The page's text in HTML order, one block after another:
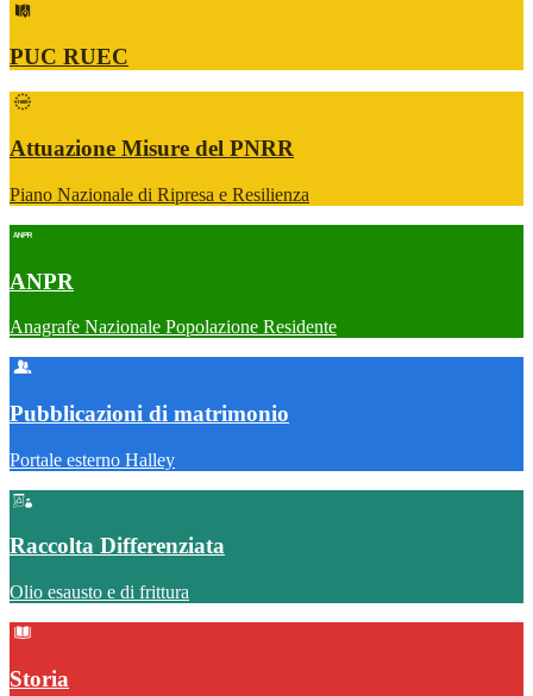
PUC RUEC
Attuazione Misure del PNRR
Piano Nazionale di Ripresa e Resilienza
ANPR
Anagrafe Nazionale Popolazione Residente
Pubblicazioni di matrimonio
Portale esterno Halley
Raccolta Differenziata
Olio esausto e di frittura
Storia